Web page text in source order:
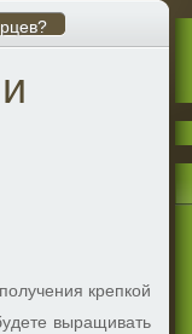
крепкой
выращивать